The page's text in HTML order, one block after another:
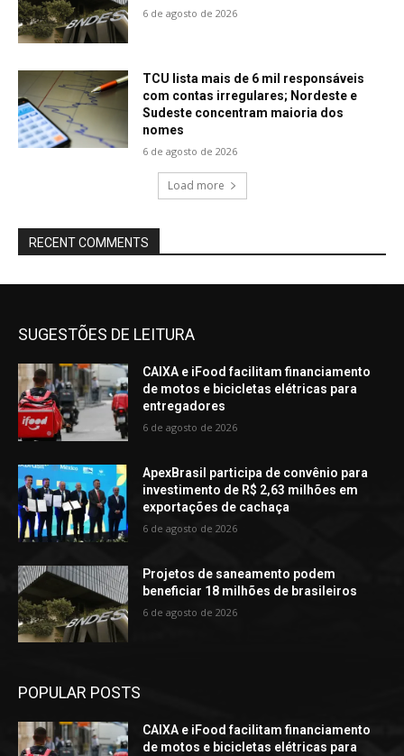
6 de agosto de 2026
TCU lista mais de 6 mil responsáveis
com contas irregulares; Nordeste e
Sudeste concentram maioria dos
nomes
6 de agosto de 2026
Load more
RECENT COMMENTS
SUGESTÕES DE LEITURA
CAIXA e iFood facilitam financiamento
de motos e bicicletas elétricas para
entregadores
6 de agosto de 2026
ApexBrasil participa de convênio para
investimento de R$ 2,63 milhões em
exportações de cachaça
6 de agosto de 2026
Projetos de saneamento podem
beneficiar 18 milhões de brasileiros
6 de agosto de 2026
POPULAR POSTS
CAIXA e iFood facilitam financiamento
de motos e bicicletas elétricas para